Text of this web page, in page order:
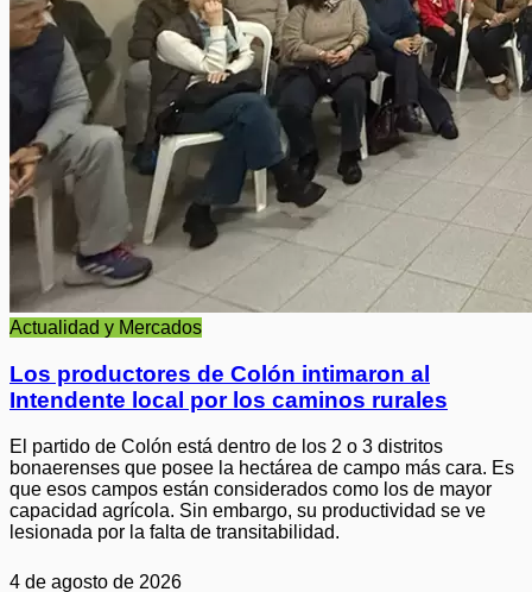
Actualidad y Mercados
Los productores de Colón intimaron al
Intendente local por los caminos rurales
El partido de Colón está dentro de los 2 o 3 distritos
bonaerenses que posee la hectárea de campo más cara. Es
que esos campos están considerados como los de mayor
capacidad agrícola. Sin embargo, su productividad se ve
lesionada por la falta de transitabilidad.
4 de agosto de 2026